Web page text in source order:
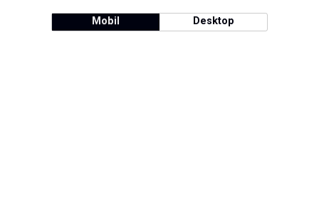
Mobil Desktop